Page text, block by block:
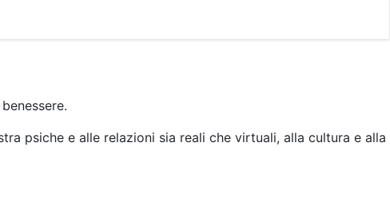
psiche e alle relazioni sia reali che virtuali, alla cultura e alla